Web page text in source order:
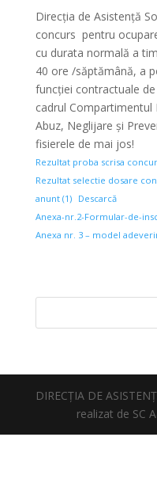
Direcția de Asistență
concurs pentru
cu durata normală a
40 ore /săptămână, a
funcției contractuale de
cadrul Compartimentul
Abuz, Neglijare și
fisierele de mai jos!
Rezultat proba scrisa
Rezultat selectie dosare
anunt (1)
Descarcă
Anexa-nr.2-Formular-de-
Anexa nr. 3 – model
DIRECŢIA DE
realizat de SC